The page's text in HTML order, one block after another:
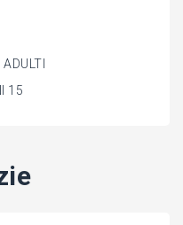
15